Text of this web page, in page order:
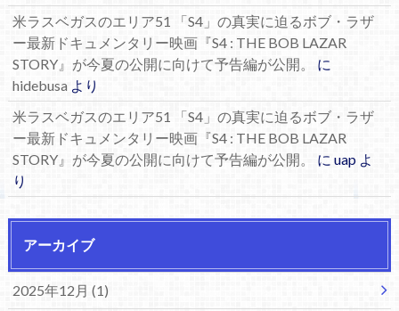
米ラスベガスのエリア51 「S4」の真実に迫るボブ・ラザ
ー最新ドキュメンタリー映画『S4 : THE BOB LAZAR
STORY』が今夏の公開に向けて予告編が公開。
に
hidebusaより
米ラスベガスのエリア51 「S4」の真実に迫るボブ・ラザ
ー最新ドキュメンタリー映画『S4 : THE BOB LAZAR
STORY』が今夏の公開に向けて予告編が公開。
に uapよ
り
アーカイブ
2025年12月 (1)